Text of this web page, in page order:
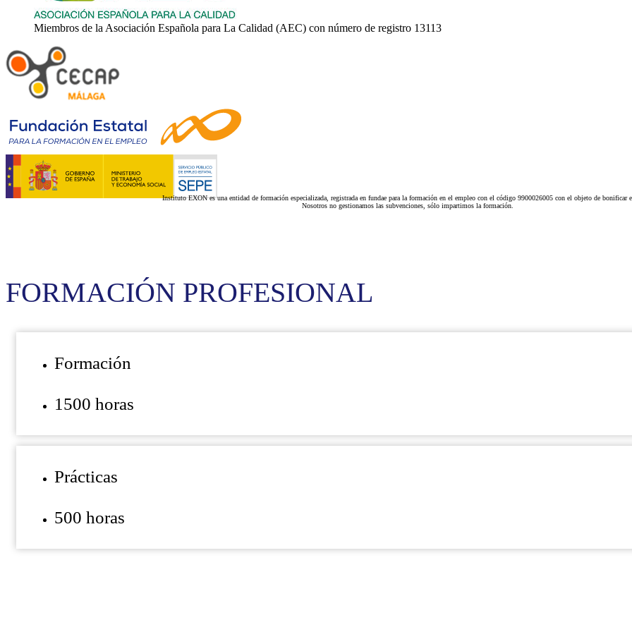
Miembros de la Asociación Española para La Calidad (AEC) con número de registro 13113
Instituto EXON es una entidad de formación especializada, registrada en fundae para la formación en el empleo con el código 9900026005 con el objeto de bonificar
Nosotros no gestionamos las subvenciones, sólo impartimos la formación.
FORMACIÓN PROFESIONAL
Formación
1500 horas
Prácticas
500 horas